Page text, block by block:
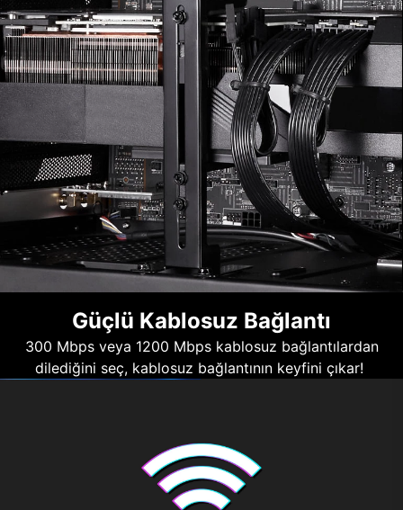
Güçlü Kablosuz Bağlantı
300 Mbps veya 1200 Mbps kablosuz bağlantılardan
dilediğini seç, kablosuz bağlantının keyfini çıkar!